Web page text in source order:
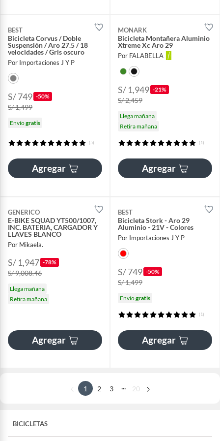
BEST
Bicicleta Corvus / Doble
Suspensión / Aro 27.5 / 18
velocidades / Gris oscuro
Por Importaciones J Y P
S/ 749 -50%
S/ 1,499
Envíogratis
(5)
Agregar
MONARK
Bicicleta Montañera Aluminio
Xtreme Xc Aro 29
Por FALABELLA
S/ 1,949 -21%
S/ 2,459
Llega mañana
Retira mañana
(1)
Agregar
GENERICO
E-BIKE SQUAD YT500/1007,
INC. BATERIA, CARGADOR Y
LLAVES BLANCO
Por Mikaela.
S/ 1,947 -78%
S/ 9,008.46
Llega mañana
Retira mañana
Agregar
BEST
Bicicleta Stork - Aro 29
Aluminio - 21V - Colores
Por Importaciones J Y P
S/ 749 -50%
S/ 1,499
Envíogratis
(1)
Agregar
1 2 3 20
BICICLETAS